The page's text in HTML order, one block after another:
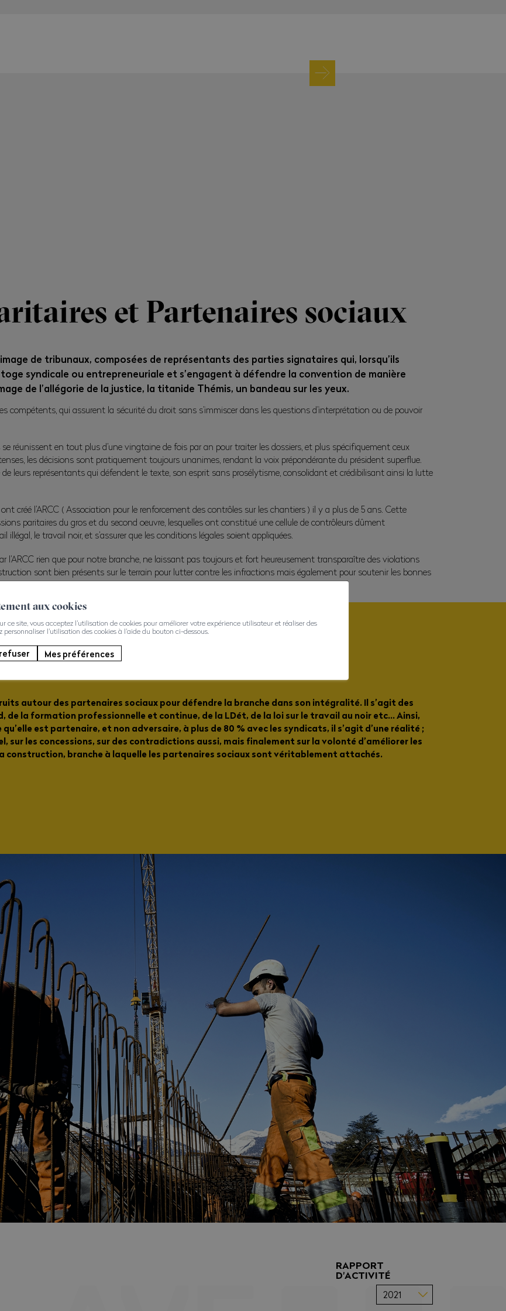
et Partenaires sociaux
de tribunaux, composées de représentants des parties signataires qui, lorsqu’ils
syndicale ou entrepreneuriale et s’engagent à défendre la convention de manière
de l’allégorie de la justice, la titanide Thémis, un bandeau sur les yeux.
compétents, qui assurent la sécurité du droit sans s’immiscer dans les questions d’interprétation ou de pouvoir
réunissent en tout plus d’une vingtaine de fois par an pour traiter les dossiers, et plus spécifiquement ceux
les décisions sont pratiquement toujours unanimes, rendant la voix prépondérante du président superflue.
de leurs représentants qui défendent le texte, son esprit sans prosélytisme, consolidant et crédibilisant ainsi la lutte
créé l’ARCC ( Association pour le renforcement des contrôles sur les chantiers ) il y a plus de 5 ans. Cette
paritaires du gros et du second oeuvre, lesquelles ont constitué une cellule de contrôleurs dûment
le travail noir, et s’assurer que les conditions légales soient appliquées.
l’ARCC rien que pour notre branche, ne laissant pas toujours et fort heureusement transparaître des violations
sont bien présents sur le terrain pour lutter contre les infractions mais également pour soutenir les bonnes
autour des partenaires sociaux pour défendre la branche dans son intégralité. Il s’agit des
de la formation professionnelle et continue, de la LDét, de la loi sur le travail au noir etc… Ainsi,
qu’elle est partenaire, et non adversaire, à plus de 80 % avec les syndicats, il s’agit d’une réalité ;
les concessions, sur des contradictions aussi, mais finalement sur la volonté d’améliorer les
construction, branche à laquelle les partenaires sociaux sont véritablement attachés.
RAPPORT
D'ACTIVITÉ
aux cookies
ce site, vous acceptez l'utilisation de cookies pour améliorer votre expérience utilisateur et réaliser des
personnaliser l'utilisation des cookies à l'aide du bouton ci-dessous.
Mes préférences